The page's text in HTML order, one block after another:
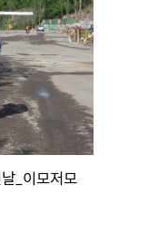
_이모저모